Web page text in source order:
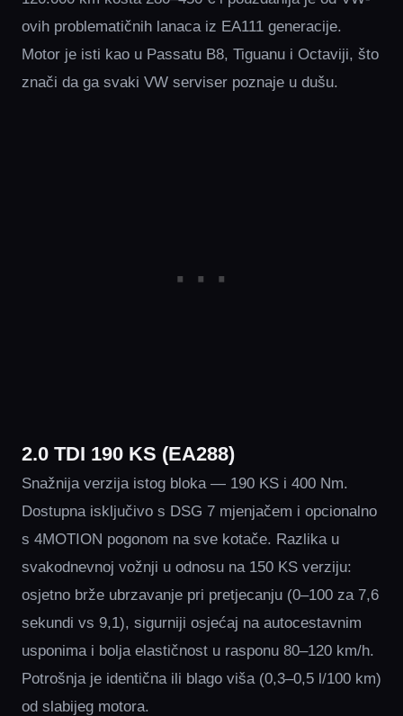
ovih problematičnih lanaca iz EA111 generacije.
Motor je isti kao u Passatu B8, Tiguanu i Octaviji, što
znači da ga svaki VW serviser poznaje u dušu.
2.0 TDI 190 KS (EA288)
Snažnija verzija istog bloka — 190 KS i 400 Nm.
Dostupna isključivo s DSG 7 mjenjačem i opcionalno
s 4MOTION pogonom na sve kotače. Razlika u
svakodnevnoj vožnji u odnosu na 150 KS verziju:
osjetno brže ubrzavanje pri pretjecanju (0–100 za 7,6
sekundi vs 9,1), sigurniji osjećaj na autocestavnim
usponima i bolja elastičnost u rasponu 80–120 km/h.
Potrošnja je identična ili blago viša (0,3–0,5 l/100 km)
od slabijeg motora.